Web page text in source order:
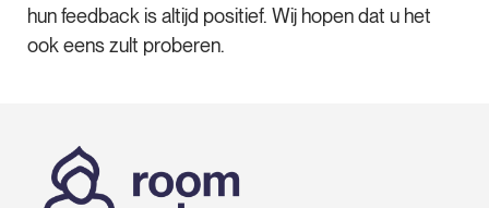
hun feedback is altijd positief. Wij hopen dat u het
ook eens zult proberen.